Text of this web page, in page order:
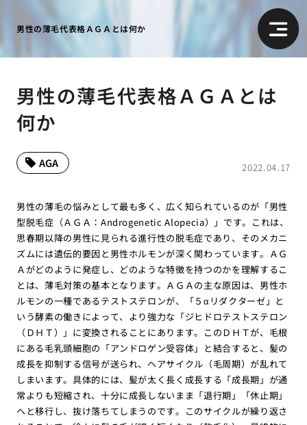
男性の薄毛代表格ＡＧＡとは何か
男性の薄毛代表格ＡＧＡとは
何か
2022.04.17
AGA
男性の薄毛の悩みとして最も多く、広く知られているのが「男性
型脱毛症（ＡＧＡ：Androgenetic Alopecia）」です。これは、
思春期以降の男性に見られる進行性の脱毛症であり、そのメカニ
ズムには遺伝的要因と男性ホルモンが深く関わっています。ＡＧ
Ａがどのように発症し、どのような特徴を持つのかを理解するこ
とは、薄毛対策の基本となります。ＡＧＡの主な原因は、男性ホ
ルモンの一種であるテストステロンが、「５αリダクターゼ」と
いう酵素の働きによって、より強力な「ジヒドロテストステロン
（ＤＨＴ）」に変換されることにあります。このＤＨＴが、毛根
にある毛乳頭細胞の「アンドロゲン受容体」と結合すると、髪の
成長を抑制する信号が送られ、ヘアサイクル（毛周期）が乱れて
しまいます。具体的には、髪が太く長く成長する「成長期」が通
常よりも短縮され、十分に成長しないまま「退行期」「休止期」
へと移行し、抜け落ちてしまうのです。このサイクルが繰り返さ